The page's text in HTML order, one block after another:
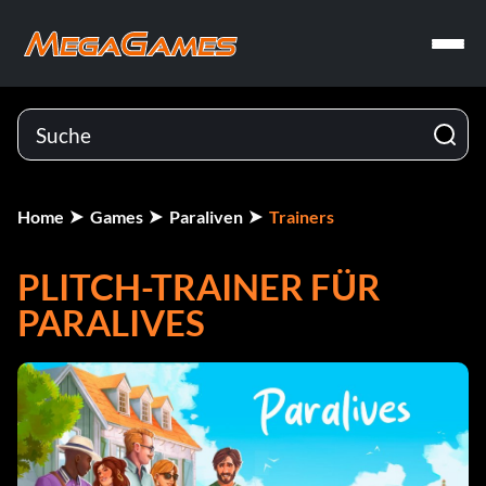
Home Games Paraliven Trainers
PLITCH-TRAINER FÜR
PARALIVES